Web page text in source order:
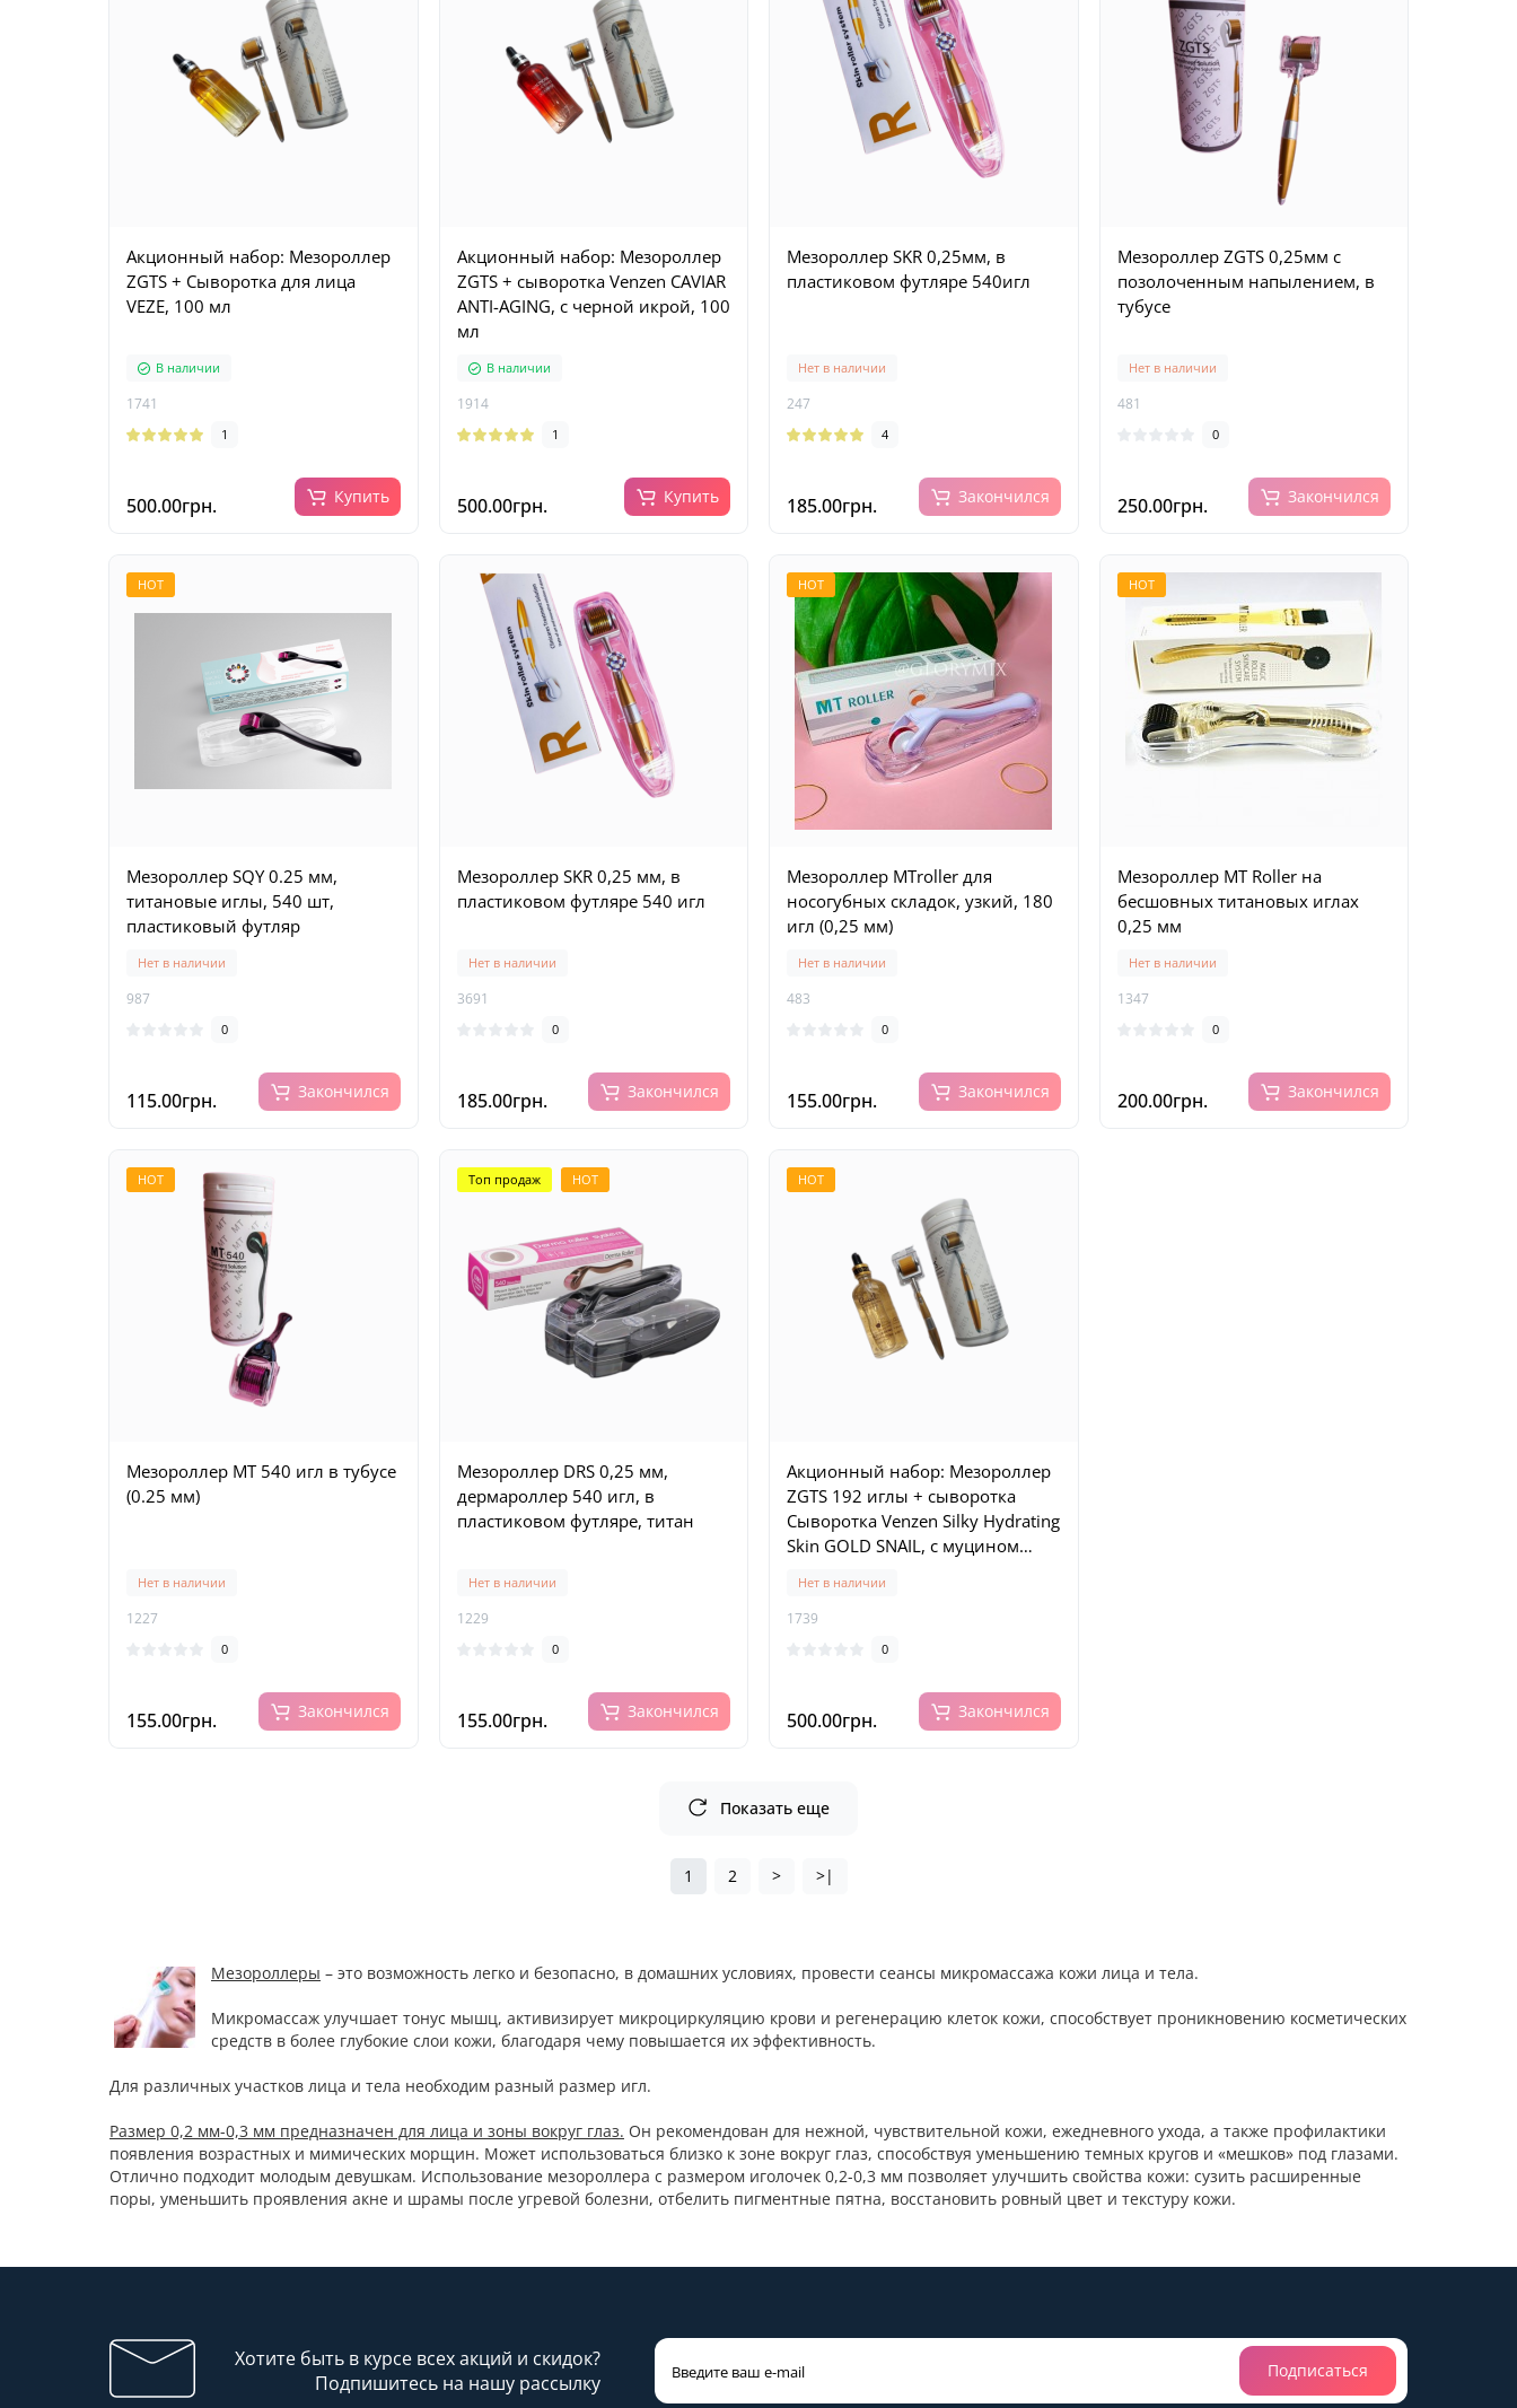
Акционный набор: Мезороллер
ZGTS + Сыворотка для лица
VEZЕ, 100 мл
В наличии
1741
1
500.00грн. Купить
Акционный набор: Мезороллер
ZGTS + сыворотка Venzen CAVIAR
ANTI-AGING, с черной икрой, 100
мл
В наличии
1914
1
500.00грн. Купить
Мезороллер SKR 0,25мм, в
пластиковом футляре 540игл
Нет в наличии
247
4
185.00грн. Закончился
Мезороллер ZGTS 0,25мм с
позолоченным напылением, в
тубусе
Нет в наличии
481
0
250.00грн. Закончился
HOT
Мезороллер SQY 0.25 мм,
титановые иглы, 540 шт,
пластиковый футляр
Нет в наличии
987
0
115.00грн. Закончился
Мезороллер SKR 0,25 мм, в
пластиковом футляре 540 игл
Нет в наличии
3691
0
185.00грн. Закончился
HOT
Мезороллер MTroller для
носогубных складок, узкий, 180
игл (0,25 мм)
Нет в наличии
483
0
155.00грн. Закончился
HOT
Мезороллер MT Roller на
бесшовных титановых иглах
0,25 мм
Нет в наличии
1347
0
200.00грн. Закончился
HOT
Мезороллер MT 540 игл в тубусе
(0.25 мм)
Нет в наличии
1227
0
155.00грн. Закончился
Топ продаж HOT
Мезороллер DRS 0,25 мм,
дермароллер 540 игл, в
пластиковом футляре, титан
Нет в наличии
1229
0
155.00грн. Закончился
HOT
Акционный набор: Мезороллер
ZGTS 192 иглы + сыворотка
Сыворотка Venzen Silky Hydrating
Skin GOLD SNAIL, с муцином
Нет в наличии
1739
0
500.00грн. Закончился
Показать еще
1 2 > >|
Мезороллеры – это возможность легко и безопасно, в домашних условиях, провести сеансы микромассажа кожи лица и тела.
Микромассаж улучшает тонус мышц, активизирует микроциркуляцию крови и регенерацию клеток кожи, способствует проникновению косметических
средств в более глубокие слои кожи, благодаря чему повышается их эффективность.
Для различных участков лица и тела необходим разный размер игл.
Размер 0,2 мм-0,3 мм предназначен для лица и зоны вокруг глаз. Он рекомендован для нежной, чувствительной кожи, ежедневного ухода, а также профилактики
появления возрастных и мимических морщин. Может использоваться близко к зоне вокруг глаз, способствуя уменьшению темных кругов и «мешков» под глазами.
Отлично подходит молодым девушкам. Использование мезороллера с размером иголочек 0,2-0,3 мм позволяет улучшить свойства кожи: сузить расширенные
поры, уменьшить проявления акне и шрамы после угревой болезни, отбелить пигментные пятна, восстановить ровный цвет и текстуру кожи.
Хотите быть в курсе всех акций и скидок?
Подпишитесь на нашу рассылку
Подписаться